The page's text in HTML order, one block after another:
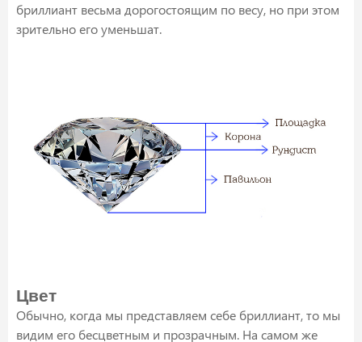
бриллиант весьма дорогостоящим по весу, но при этом
зрительно его уменьшат.
Цвет
Обычно, когда мы представляем себе бриллиант, то мы
видим его бесцветным и прозрачным. На самом же